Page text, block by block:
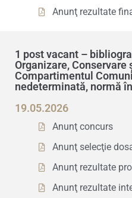
Anunţ rezultate
1 post vacant –
Organizare,
Compartimentul
nedeterminată, normă
19.05.2026
Anunţ concurs
Anunţ selecţie
Anunţ rezultate
Anunţ rezultate